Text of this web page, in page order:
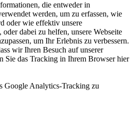
die entweder in
werden, um zu erfassen, wie
oder wie effektiv unsere
dabei zu helfen, unsere Webseite
um Ihr Erlebnis zu verbessern.
wir Ihren Besuch auf unserer
Sie das Tracking in Ihrem Browser hier
Google Analytics-Tracking zu